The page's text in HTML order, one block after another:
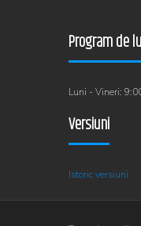
Program de
Luni - Vineri:
Versiuni
Istoric versiuni